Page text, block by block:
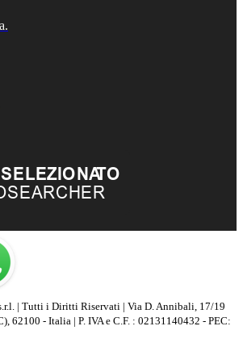
| Tutti i Diritti Riservati | Via D. Annibali, 17/19
62100 - Italia | P. IVA e C.F. : 02131140432 - PEC: